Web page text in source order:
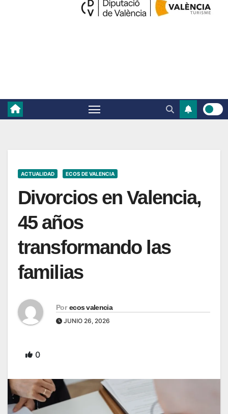
ACTUALIDAD ECOS DE VALENCIA
Divorcios en Valencia,
45 años
transformando las
familias
Por ecos valencia
JUNIO 26, 2026
0